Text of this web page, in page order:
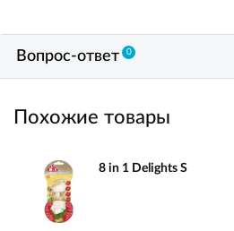
Вопрос-ответ 0
Похожие товары
8 in 1 Delights S